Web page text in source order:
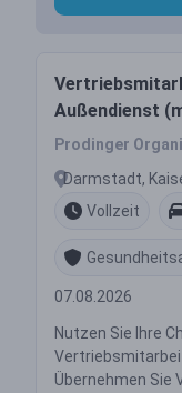
Außendienst
Prodinger
Darmstadt,
Vollzeit
07.08.2026
Nutzen Sie Ihre
Übernehmen Sie